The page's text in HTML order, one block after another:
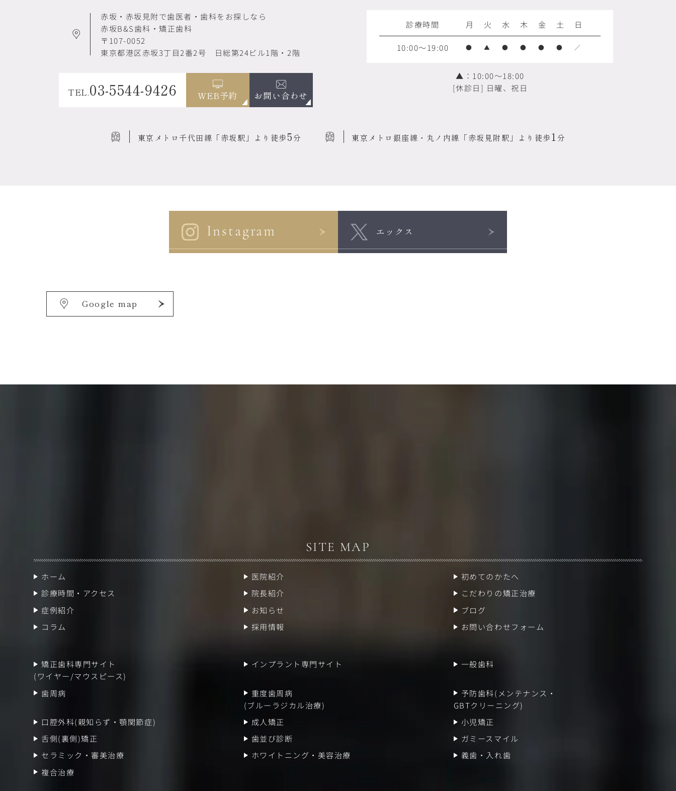
赤坂・赤坂見附で歯医者・歯科をお探しなら
赤坂B&S歯科・矯正歯科
〒107-0052
東京都港区赤坂3丁目2番2号 日総第24ビル1階・2階
TEL. 03-5544-9426 WEB予約 お問い合わせ
診療時間 月 火 水 木 金 土 日
10:00～19:00 ● ▲ ● ● ● ● ／
▲：10:00～18:00
[休診日] 日曜、祝日
東京メトロ千代田線 「赤坂駅」より徒歩 5 分 東京メトロ銀座線・丸ノ内線 「赤坂見附駅」より徒歩 1 分
Instagram エックス
Google map
SITE MAP
ホーム 医院紹介
初めてのかたへ
診療時間・アクセス
院長紹介
こだわりの矯正治療
症例紹介
お知らせ
ブログ
コラム
採用情報 お問い合わせフォーム
矯正歯科専門サイト
(ワイヤー/マウスピース)
インプラント専門サイト 一般歯科
歯周病
重度歯周病
(ブルーラジカル治療)
予防歯科(メンテナンス・
GBTクリーニング)
口腔外科(親知らず・顎関節症)
成人矯正
小児矯正
舌側(裏側)矯正
歯並び診断
ガミースマイル
セラミック・審美治療
ホワイトニング・美容治療
義歯・入れ歯
複合治療